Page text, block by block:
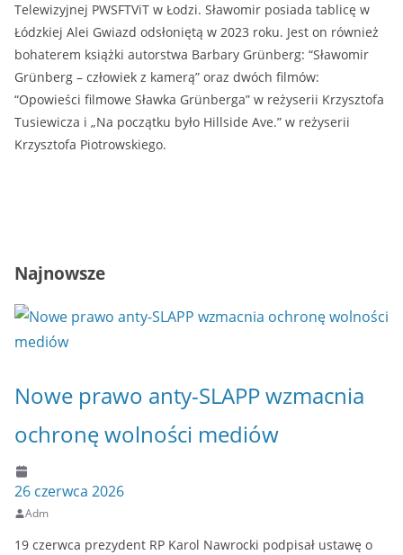
Telewizyjnej PWSFTViT w Łodzi. Sławomir posiada tablicę w
Łódzkiej Alei Gwiazd odsłoniętą w 2023 roku. Jest on również
bohaterem książki autorstwa Barbary Grünberg: “Sławomir
Grünberg – człowiek z kamerą” oraz dwóch filmów:
“Opowieści filmowe Sławka Grünberga” w reżyserii Krzysztofa
Tusiewicza i „Na początku było Hillside Ave.” w reżyserii
Krzysztofa Piotrowskiego.
Najnowsze
Nowe prawo anty-SLAPP wzmacnia
ochronę wolności mediów
26 czerwca 2026
Adm
19 czerwca prezydent RP Karol Nawrocki podpisał ustawę o